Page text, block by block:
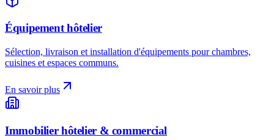
Équipement hôtelier
Sélection, livraison et installation d'équipements pour chambres,
cuisines et espaces communs.
En savoir plus
Immobilier hôtelier & commercial